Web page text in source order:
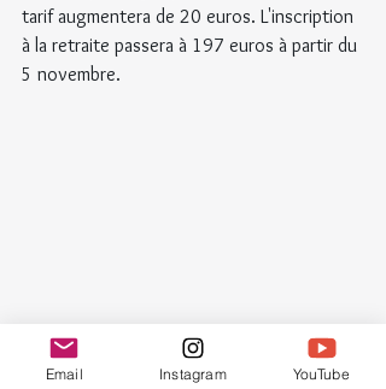
tarif augmentera de 20 euros. L'inscription
à la retraite passera à 197 euros à partir du
5 novembre.
Email Instagram YouTube